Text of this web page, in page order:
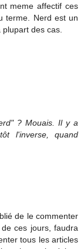
meme affectif ces
terme. Nerd est un
des cas.
? Mouais. Il y a
l'inverse, quand
de le commenter
ces jours, faudra
tous les articles